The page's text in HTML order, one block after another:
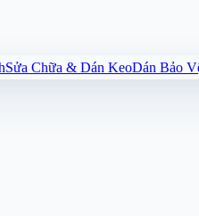
Sửa Chữa & Dán KeoDán Bảo